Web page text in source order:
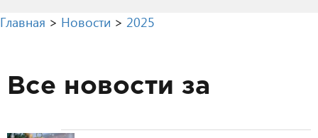
Главная > Новости > 2025
Все новости за